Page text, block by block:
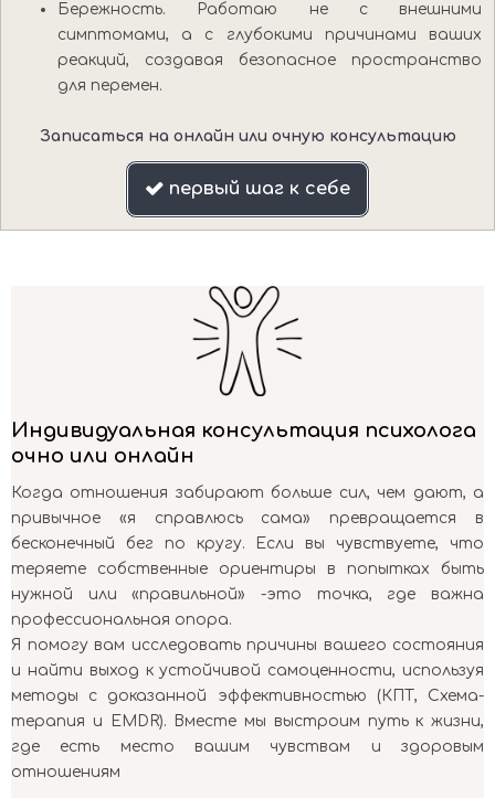
Бережность. Работаю не с внешними
симптомами, а с глубокими причинами ваших
реакций, создавая безопасное пространство
для перемен.
Записаться на онлайн или очную консультацию
первый шаг к себе
Индивидуальная консультация психолога
очно или онлайн
Когда отношения забирают больше сил, чем дают, а
привычное «я справлюсь сама» превращается в
бесконечный бег по кругу. Если вы чувствуете, что
теряете собственные ориентиры в попытках быть
нужной или «правильной» -это точка, где важна
профессиональная опора.
Я помогу вам исследовать причины вашего состояния
и найти выход к устойчивой самоценности, используя
методы с доказанной эффективностью (КПТ, Схема-
терапия и EMDR). Вместе мы выстроим путь к жизни,
где есть место вашим чувствам и здоровым
отношениям